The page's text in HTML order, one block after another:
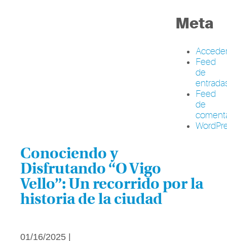
Meta
Feed
de
Feed
de
Conociendo y
Disfrutando “O Vigo
Vello”: Un recorrido por la
historia de la ciudad
01/16/2025 |